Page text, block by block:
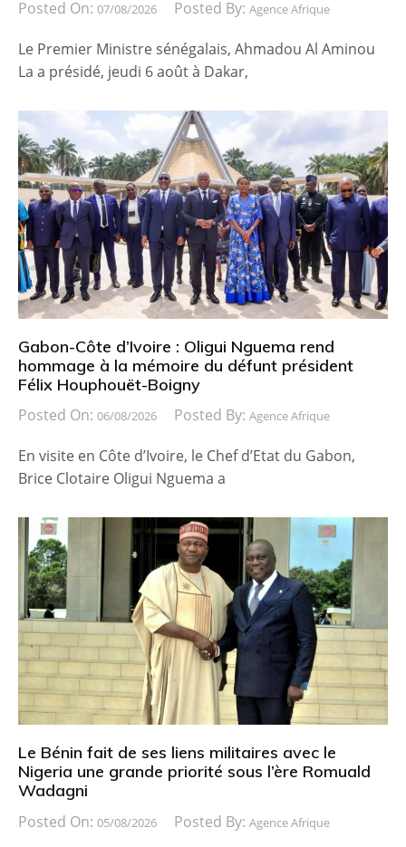
Posted On: 07/08/2026 Posted By: Agence Afrique
Le Premier Ministre sénégalais, Ahmadou Al Aminou
La a présidé, jeudi 6 août à Dakar,
Gabon-Côte d’Ivoire : Oligui Nguema rend
hommage à la mémoire du défunt président
Félix Houphouët-Boigny
Posted On: 06/08/2026 Posted By: Agence Afrique
En visite en Côte d’Ivoire, le Chef d’Etat du Gabon,
Brice Clotaire Oligui Nguema a
Le Bénin fait de ses liens militaires avec le
Nigeria une grande priorité sous l’ère Romuald
Wadagni
Posted On: 05/08/2026 Posted By: Agence Afrique